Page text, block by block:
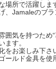
場所で活躍しま
、Jamaleのブラ
囲気を持つため
ます。
をお楽しみ下さ
ールド金具を使